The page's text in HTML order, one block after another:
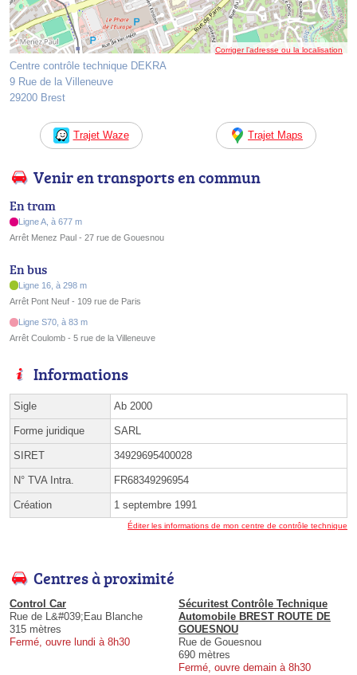
Corriger l’adresse ou la localisation
Centre contrôle technique DEKRA
9 Rue de la Villeneuve
29200 Brest
Trajet Waze Trajet Maps
Venir en transports en commun
En tram
Ligne A, à 677 m
Arrêt Menez Paul - 27 rue de Gouesnou
En bus
Ligne 16, à 298 m
Arrêt Pont Neuf - 109 rue de Paris
Ligne S70, à 83 m
Arrêt Coulomb - 5 rue de la Villeneuve
Informations
Sigle Ab 2000
Forme juridique SARL
SIRET 34929695400028
N° TVA Intra. FR68349296954
Création 1 septembre 1991
Éditer les informations de mon centre de contrôle technique
Centres à proximité
Control Car
Rue de L&#039;Eau Blanche
315 mètres
Fermé, ouvre lundi à 8h30
Sécuritest Contrôle Technique
Automobile BREST ROUTE DE
GOUESNOU
Rue de Gouesnou
690 mètres
Fermé, ouvre demain à 8h30